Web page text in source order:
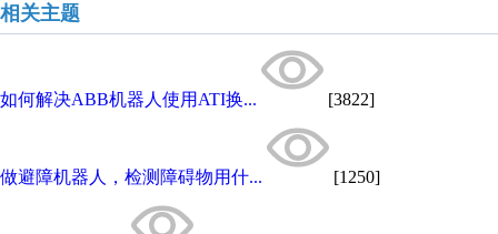
相关主题
如何解决ABB机器人使用ATI换... [3822]
做避障机器人，检测障碍物用什... [1250]